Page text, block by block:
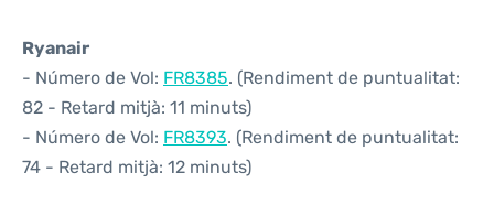
Ryanair
- Número de Vol: FR8385. (Rendiment de puntualitat:
82 - Retard mitjà: 11 minuts)
- Número de Vol: FR8393. (Rendiment de puntualitat:
74 - Retard mitjà: 12 minuts)